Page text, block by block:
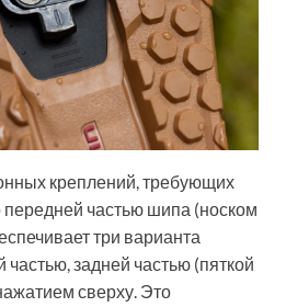
креплений, требующих
передней частью шипа (носком
три варианта
задней частью (пяткой
сверху. Это